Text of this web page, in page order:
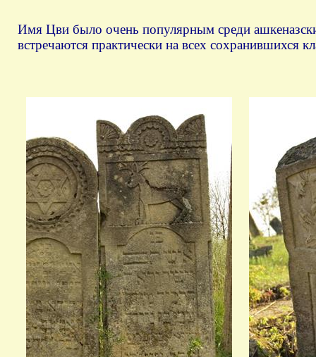
Имя Цви было очень популярным среди
встречаются практически на всех сохранившихся